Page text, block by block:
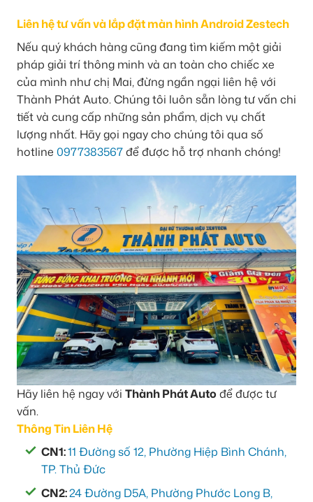
Liên hệ tư vấn và lắp đặt màn hình Android Zestech
Nếu quý khách hàng cũng đang tìm kiếm một giải
pháp giải trí thông minh và an toàn cho chiếc xe
của mình như chị Mai, đừng ngần ngại liên hệ với
Thành Phát Auto. Chúng tôi luôn sẵn lòng tư vấn chi
tiết và cung cấp những sản phẩm, dịch vụ chất
lượng nhất. Hãy gọi ngay cho chúng tôi qua số
hotline 0977383567để được hỗ trợ nhanh chóng!
Hãy liên hệ ngay với Thành Phát Auto để được tư
vấn.
Thông Tin Liên Hệ
CN1:11 Đường số 12, Phường Hiệp Bình Chánh,
TP. Thủ Đức
CN2:24 Đường D5A, Phường Phước Long B,